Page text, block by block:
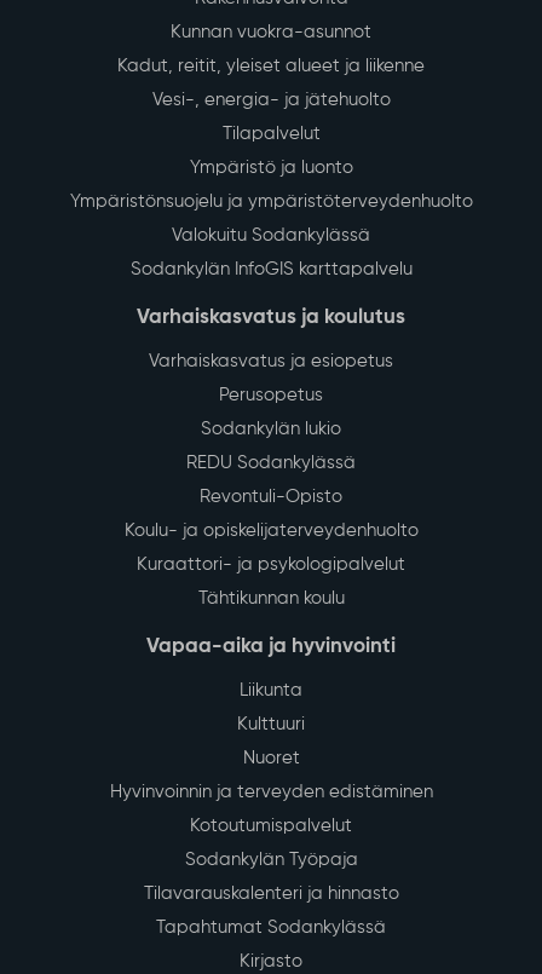
Kunnan vuokra-asunnot
Kadut, reitit, yleiset alueet ja liikenne
Vesi-, energia- ja jätehuolto
Tilapalvelut
Ympäristö ja luonto
Ympäristönsuojelu ja ympäristöterveydenhuolto
Valokuitu Sodankylässä
Sodankylän InfoGIS karttapalvelu
Varhaiskasvatus ja koulutus
Varhaiskasvatus ja esiopetus
Perusopetus
Sodankylän lukio
REDU Sodankylässä
Revontuli-Opisto
Koulu- ja opiskelijaterveydenhuolto
Kuraattori- ja psykologipalvelut
Tähtikunnan koulu
Vapaa-aika ja hyvinvointi
Liikunta
Kulttuuri
Nuoret
Hyvinvoinnin ja terveyden edistäminen
Kotoutumispalvelut
Sodankylän Työpaja
Tilavarauskalenteri ja hinnasto
Tapahtumat Sodankylässä
Kirjasto